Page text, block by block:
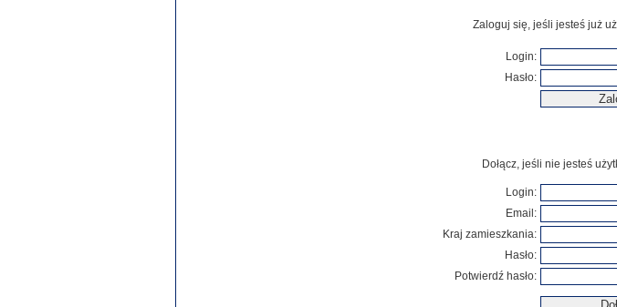
Zaloguj się, jeśli jesteś już
Login:
Hasło:
Dołącz, jeśli nie jesteś
Login:
Email:
Kraj zamieszkania:
Hasło:
Potwierdź hasło: